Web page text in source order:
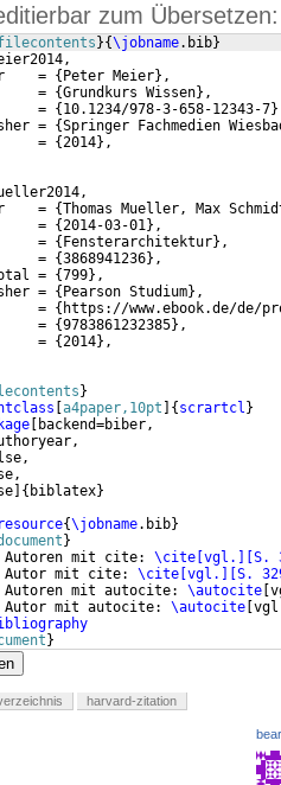
zum Übersetzen:
}{\jobname.bib}
=
{Peter Meier} ,
=
{Grundkurs Wissen} ,
=
{10.1234/978-3-658-12343-7}
=
{Springer Fachmedien
=
{2014} ,
=
{Thomas Mueller, Max
=
{2014-03-01 } ,
=
{Fensterarchitektur} ,
=
{3868941236} ,
=
{799} ,
=
{Pearson Studium} ,
=
{ https://www.ebook.de/de/
=
{9783861232385} ,
=
{2014} ,
}
[a4paper,10pt ] {scrartcl }
[ backend=biber,
] { biblatex}
{\jobname.bib}
}
mit cite: \cite[vgl.][S.
mit cite: \cite[vgl.][S.
mit autocite: \autocite [
mit autocite: \autocite [
}
harvard-zitation